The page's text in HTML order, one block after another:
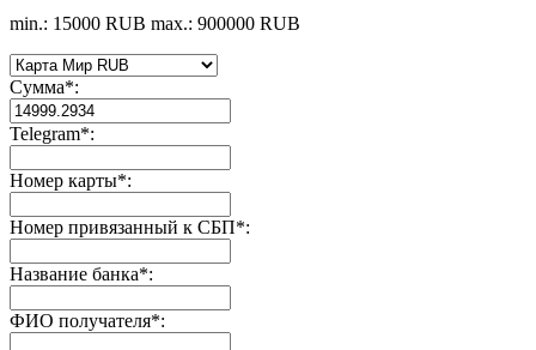
min.: 15000 RUB max.: 900000 RUB
Сумма*:
Telegram*:
Номер карты*:
Номер привязанный к СБП*:
Название банка*:
ФИО получателя*: